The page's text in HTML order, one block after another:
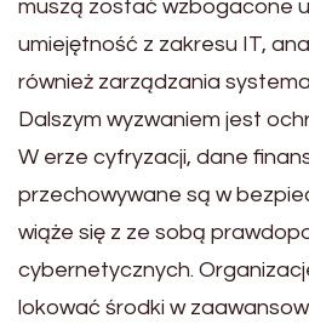
muszą zostać wzbogacone
umiejętność z zakresu IT,
również zarządzania
Dalszym wyzwaniem jest
W erze cyfryzacji, dane
przechowywane są w
wiąże się z ze sobą
cybernetycznych.
lokować środki w